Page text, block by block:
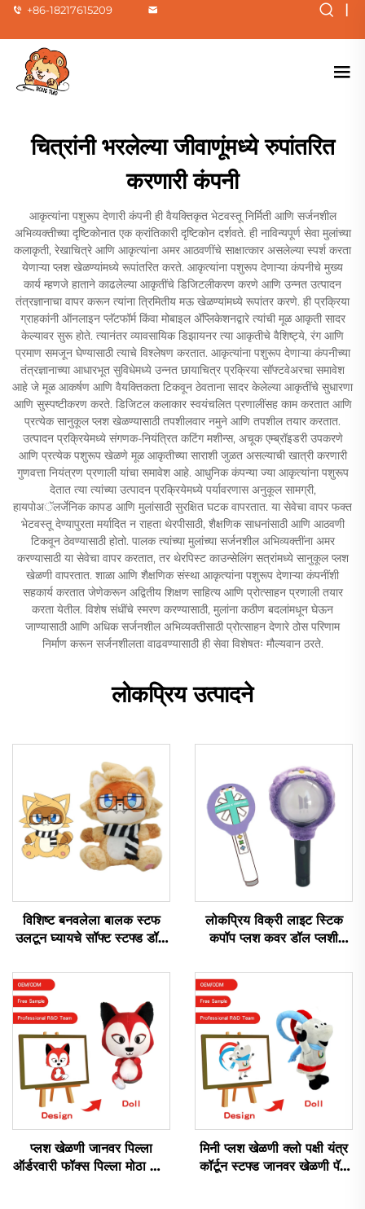
+86-18217615209 |
चित्रांनी भरलेल्या जीवाणूंमध्ये रुपांतरित
करणारी कंपनी
आकृत्यांना पशुरूप देणारी कंपनी ही वैयक्तिकृत भेटवस्तू निर्मिती आणि सर्जनशील
अभिव्यक्तीच्या दृष्टिकोनात एक क्रांतिकारी दृष्टिकोन दर्शवते. ही नाविन्यपूर्ण सेवा मुलांच्या
कलाकृती, रेखाचित्रे आणि आकृत्यांना अमर आठवणींचे साक्षात्कार असलेल्या स्पर्श करता
येणाऱ्या प्लश खेळण्यांमध्ये रूपांतरित करते. आकृत्यांना पशुरूप देणाऱ्या कंपनीचे मुख्य
कार्य म्हणजे हाताने काढलेल्या आकृतींचे डिजिटलीकरण करणे आणि उन्नत उत्पादन
तंत्रज्ञानाचा वापर करून त्यांना त्रिमितीय मऊ खेळण्यांमध्ये रूपांतर करणे. ही प्रक्रिया
ग्राहकांनी ऑनलाइन प्लॅटफॉर्म किंवा मोबाइल अ‍ॅप्लिकेशनद्वारे त्यांची मूळ आकृती सादर
केल्यावर सुरू होते. त्यानंतर व्यावसायिक डिझायनर त्या आकृतीचे वैशिष्ट्ये, रंग आणि
प्रमाण समजून घेण्यासाठी त्याचे विश्लेषण करतात. आकृत्यांना पशुरूप देणाऱ्या कंपनीच्या
तंत्रज्ञानाच्या आधारभूत सुविधेमध्ये उन्नत छायाचित्र प्रक्रिया सॉफ्टवेअरचा समावेश
आहे जे मूळ आकर्षण आणि वैयक्तिकता टिकवून ठेवताना सादर केलेल्या आकृतींचे सुधारणा
आणि सुस्पष्टीकरण करते. डिजिटल कलाकार स्वयंचलित प्रणालींसह काम करतात आणि
प्रत्येक सानुकूल प्लश खेळण्यासाठी तपशीलवार नमुने आणि तपशील तयार करतात.
उत्पादन प्रक्रियेमध्ये संगणक-नियंत्रित कटिंग मशीन्स, अचूक एम्ब्रॉइडरी उपकरणे
आणि प्रत्येक पशुरूप खेळणे मूळ आकृतीच्या साराशी जुळत असल्याची खात्री करणारी
गुणवत्ता नियंत्रण प्रणाली यांचा समावेश आहे. आधुनिक कंपन्या ज्या आकृत्यांना पशुरूप
देतात त्या त्यांच्या उत्पादन प्रक्रियेमध्ये पर्यावरणास अनुकूल सामग्री,
हायपोअॅलर्जेनिक कापड आणि मुलांसाठी सुरक्षित घटक वापरतात. या सेवेचा वापर फक्त
भेटवस्तू देण्यापुरता मर्यादित न राहता थेरपीसाठी, शैक्षणिक साधनांसाठी आणि आठवणी
टिकवून ठेवण्यासाठी होतो. पालक त्यांच्या मुलांच्या सर्जनशील अभिव्यक्तींना अमर
करण्यासाठी या सेवेचा वापर करतात, तर थेरपिस्ट काउन्सेलिंग सत्रांमध्ये सानुकूल प्लश
खेळणी वापरतात. शाळा आणि शैक्षणिक संस्था आकृत्यांना पशुरूप देणाऱ्या कंपनींशी
सहकार्य करतात जेणेकरून अद्वितीय शिक्षण साहित्य आणि प्रोत्साहन प्रणाली तयार
करता येतील. विशेष संधींचे स्मरण करण्यासाठी, मुलांना कठीण बदलांमधून घेऊन
जाण्यासाठी आणि अधिक सर्जनशील अभिव्यक्तीसाठी प्रोत्साहन देणारे ठोस परिणाम
निर्माण करून सर्जनशीलता वाढवण्यासाठी ही सेवा विशेषतः मौल्यवान ठरते.
लोकप्रिय उत्पादने
विशिष्ट बनवलेला बालक स्टफ
उलटून घ्यायचे सॉफ्ट स्टफ्ड डॉल
खेळणे
लोकप्रिय विक्री लाइट स्टिक
कपॉप प्लश कवर डॉल प्लशी
संगीत समारंभासाठी
प्लश खेळणी जानवर पिल्ला
ऑर्डरवारी फॉक्स पिल्ला मोठा डॉल
मिनी प्लश खेळणी क्लो पक्षी यंत्र
कॉर्टून स्टफ्ड जानवर खेळणी पॅज